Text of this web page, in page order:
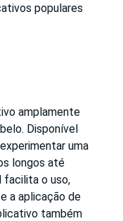
populares
amplamente
Disponível
uma
longos até
facilita o uso,
a aplicação de
também